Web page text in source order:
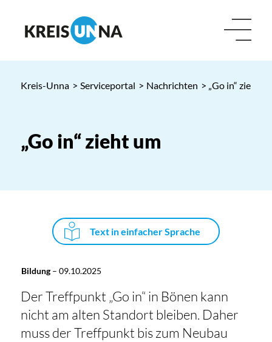
Kreis-Unna > Serviceportal > Nachrichten > „Go in“ zieht
„Go in“ zieht um
Text in einfacher Sprache
Bildung– 09.10.2025
Der Treffpunkt „Go in“ in Bönen kann
nicht am alten Standort bleiben. Daher
muss der Treffpunkt bis zum Neubau